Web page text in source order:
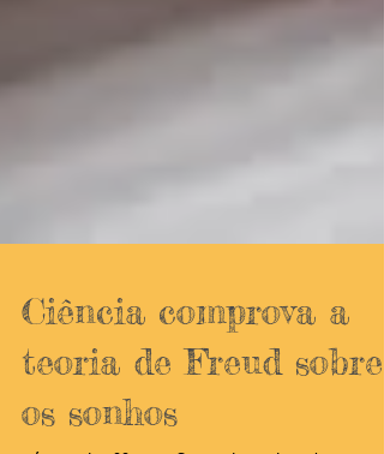
Ciência comprova a
teoria de Freud sobre